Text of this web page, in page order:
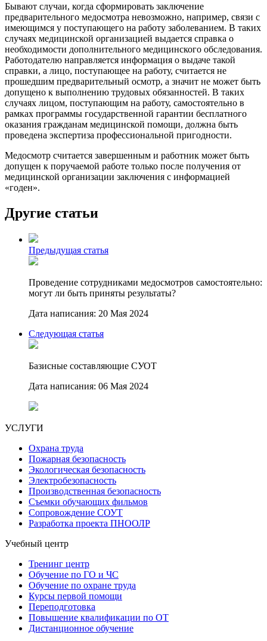
Бывают случаи, когда сформировать заключение
предварительного медосмотра невозможно, например, связи с
имеющимся у поступающего на работу заболеванием. В таких
случаях медицинской организацией выдается справка о
необходимости дополнительного медицинского обследования.
Работодателю направляется информация о выдаче такой
справки, а лицо, поступающее на работу, считается не
прошедшим предварительный осмотр, а значит не может быть
допущено к выполнению трудовых обязанностей. В таких
случаях лицом, поступающим на работу, самостоятельно в
рамках программы государственной гарантии бесплатного
оказания гражданам медицинской помощи, должна быть
проведена экспертиза профессиональной пригодности.
Медосмотр считается завершенным и работник может быть
допущен к поручаемой работе только после получения от
медицинской организации заключения с информацией
«годен».
Другие статьи
Предыдущая статья
Проведение сотрудниками медосмотров самостоятельно:
могут ли быть приняты результаты?
Дата написания: 20 Мая 2024
Следующая статья
Базисные составляющие СУОТ
Дата написания: 06 Мая 2024
УСЛУГИ
Охрана труда
Пожарная безопасность
Экологическая безопасность
Электробезопасность
Производственная безопасность
Съемки обучающих фильмов
Сопровождение СОУТ
Разработка проекта ПНООЛР
Учебный центр
Тренинг центр
Обучение по ГО и ЧС
Обучение по охране труда
Курсы первой помощи
Переподготовка
Повышение квалификации по ОТ
Дистанционное обучение